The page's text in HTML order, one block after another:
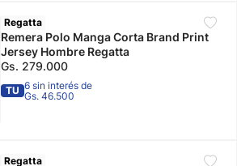
Regatta
Remera Polo Manga Corta Brand Print
Jersey Hombre Regatta
Gs. 279.000
TU 6 sin interés de
Gs. 46.500
Regatta